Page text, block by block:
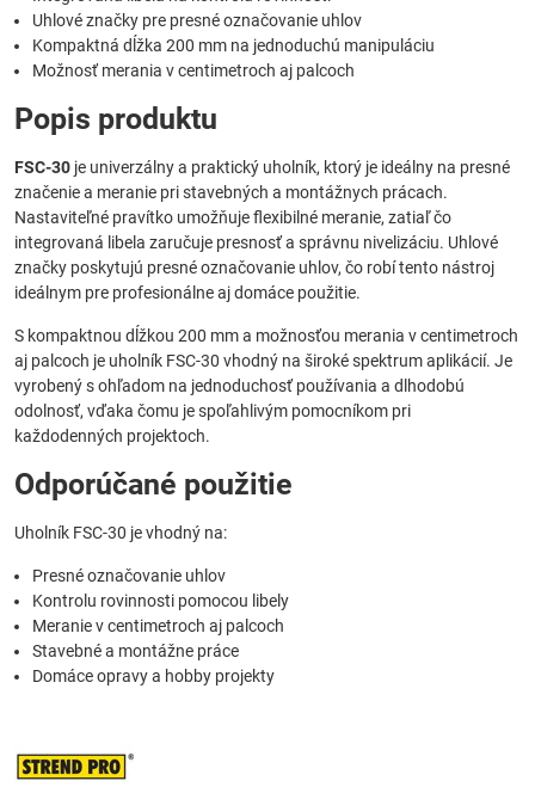
Uhlové značky pre presné označovanie uhlov
Kompaktná dĺžka 200 mm na jednoduchú manipuláciu
Možnosť merania v centimetroch aj palcoch
Popis produktu
FSC-30 je univerzálny a praktický uholník, ktorý je ideálny na presné
značenie a meranie pri stavebných a montážnych prácach.
Nastaviteľné pravítko umožňuje flexibilné meranie, zatiaľ čo
integrovaná libela zaručuje presnosť a správnu nivelizáciu. Uhlové
značky poskytujú presné označovanie uhlov, čo robí tento nástroj
ideálnym pre profesionálne aj domáce použitie.
S kompaktnou dĺžkou 200 mm a možnosťou merania v centimetroch
aj palcoch je uholník FSC-30 vhodný na široké spektrum aplikácií. Je
vyrobený s ohľadom na jednoduchosť používania a dlhodobú
odolnosť, vďaka čomu je spoľahlivým pomocníkom pri
každodenných projektoch.
Odporúčané použitie
Uholník FSC-30 je vhodný na:
Presné označovanie uhlov
Kontrolu rovinnosti pomocou libely
Meranie v centimetroch aj palcoch
Stavebné a montážne práce
Domáce opravy a hobby projekty